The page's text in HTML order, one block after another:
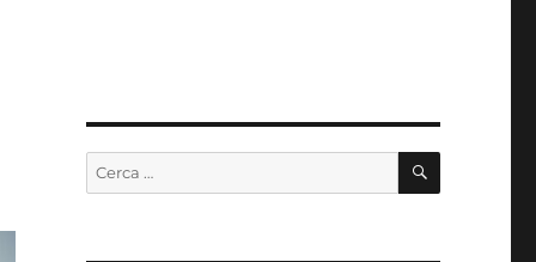
Cerca: CERCA